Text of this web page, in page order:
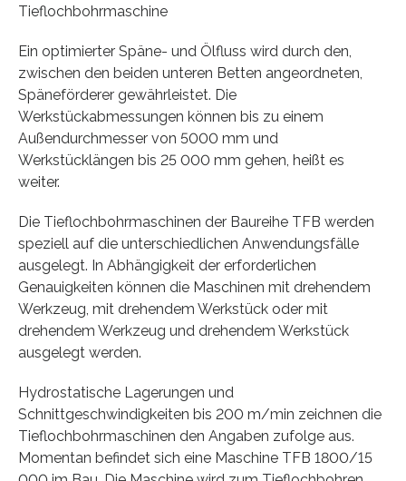
Tieflochbohrmaschine
Ein optimierter Späne- und Ölfluss wird durch den,
zwischen den beiden unteren Betten angeordneten,
Späneförderer gewährleistet. Die
Werkstückabmessungen können bis zu einem
Außendurchmesser von 5000 mm und
Werkstücklängen bis 25 000 mm gehen, heißt es
weiter.
Die Tieflochbohrmaschinen der Baureihe TFB werden
speziell auf die unterschiedlichen Anwendungsfälle
ausgelegt. In Abhängigkeit der erforderlichen
Genauigkeiten können die Maschinen mit drehendem
Werkzeug, mit drehendem Werkstück oder mit
drehendem Werkzeug und drehendem Werkstück
ausgelegt werden.
Hydrostatische Lagerungen und
Schnittgeschwindigkeiten bis 200 m/min zeichnen die
Tieflochbohrmaschinen den Angaben zufolge aus.
Momentan befindet sich eine Maschine TFB 1800/15